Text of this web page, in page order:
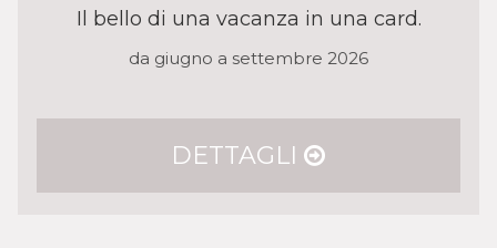
Il bello di una vacanza in una card.
da giugno a settembre 2026
DETTAGLI